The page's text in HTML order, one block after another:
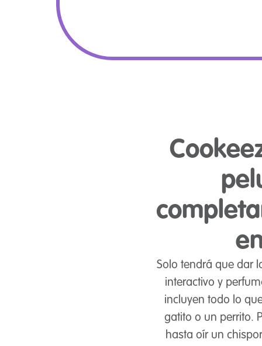
Solo tendrá que dar
interactivo y
incluyen todo lo
gatito o un perrito.
hasta oír un